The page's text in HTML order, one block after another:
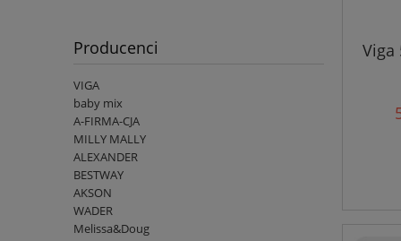
Producenci
VIGA
baby mix
A-FIRMA-CJA
MILLY MALLY
ALEXANDER
BESTWAY
AKSON
WADER
Melissa&Doug
Viga